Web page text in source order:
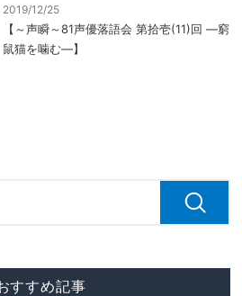
2019/12/25
【～声瞬～81声優落語会 第拾壱(11)回 ―窮
鼠猫を噛む―】
すすめ記事